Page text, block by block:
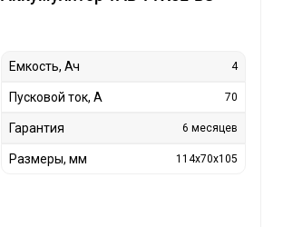
Емкость, Ач 4
Пусковой ток, А 70
Гарантия 6 месяцев
Размеры, мм 114x70x105